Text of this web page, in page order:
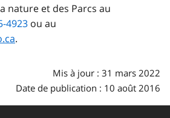
nature et des Parcs au
4923 ou au
.
Mis à jour : 31 mars 2022
Date de publication : 10 août 2016